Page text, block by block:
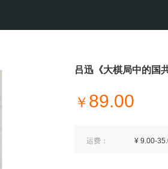
吕迅《大棋局中的国
￥ 89.00
运费： ¥ 9.00-